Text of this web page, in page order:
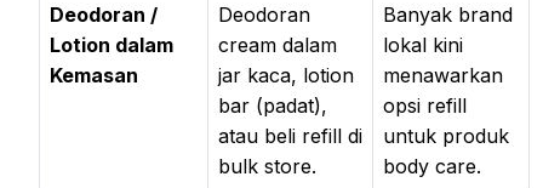
Deodoran /
Lotion dalam
Kemasan
Deodoran
cream dalam
jar kaca, lotion
bar (padat),
atau beli refill di
bulk store.
Banyak brand
lokal kini
menawarkan
opsi refill
untuk produk
body care.